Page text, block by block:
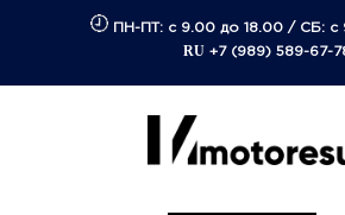
ПН-ПТ: с 9.00 до 18.00/ СБ: с
RU +7 (989) 589-67-